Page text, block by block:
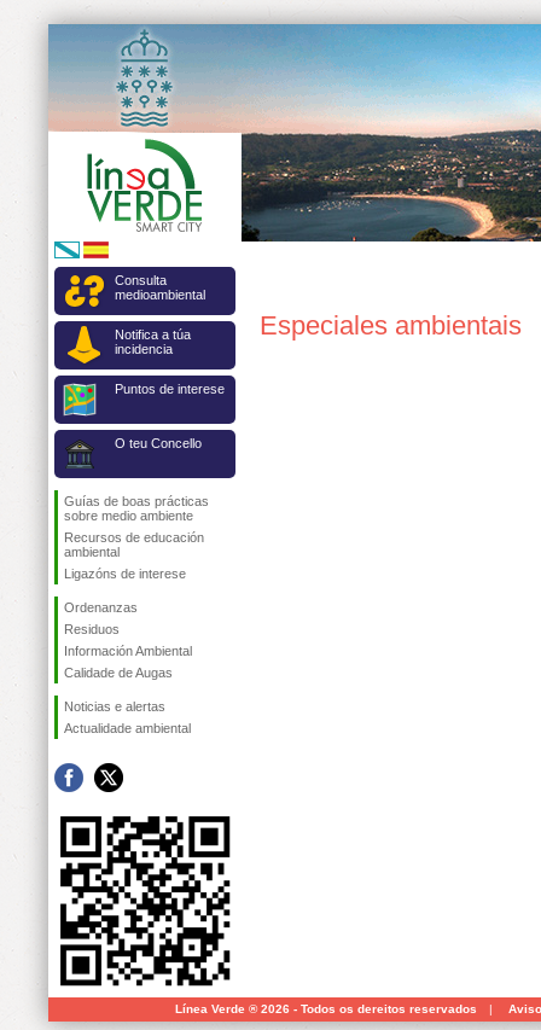
Consulta
medioambiental
Notifica a túa
incidencia
Puntos de interese
O teu Concello
Guías de boas prácticas
sobre medio ambiente
Recursos de educación
ambiental
Ligazóns de interese
Ordenanzas
Residuos
Información Ambiental
Calidade de Augas
Noticias e alertas
Actualidade ambiental
Especiales ambientais
Línea Verde ® 2026 - Todos os dereitos reservados |